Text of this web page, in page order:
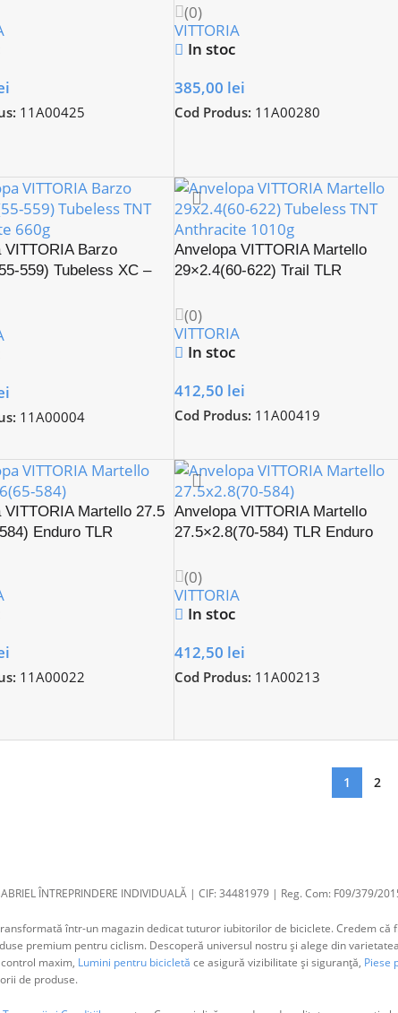
11A00425
(0)
VITTORIA
In stoc
385,00 lei
Cod Produs: 11A00280
VITTORIA Barzo
559) Tubeless XC –
11A00004
Anvelopa VITTORIA Martello
29×2.4(60-622) Trail TLR
(0)
VITTORIA
In stoc
412,50 lei
Cod Produs: 11A00419
VITTORIA Martello 27.5
Enduro TLR
11A00022
Anvelopa VITTORIA Martello
27.5×2.8(70-584) TLR Enduro
(0)
VITTORIA
In stoc
412,50 lei
Cod Produs: 11A00213
1 2
ÎNTREPRINDERE INDIVIDUALĂ | CIF: 34481979 | Reg. Com: F09/379/
într-un magazin dedicat tuturor iubitorilor de biciclete. Credem
premium pentru ciclism. Descoperă universul nostru și alege din
maxim, Lumini pentru bicicletă ce asigură vizibilitate și siguranță, Piese
de produse.